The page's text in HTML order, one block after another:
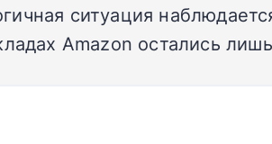
ситуация
Amazon остались